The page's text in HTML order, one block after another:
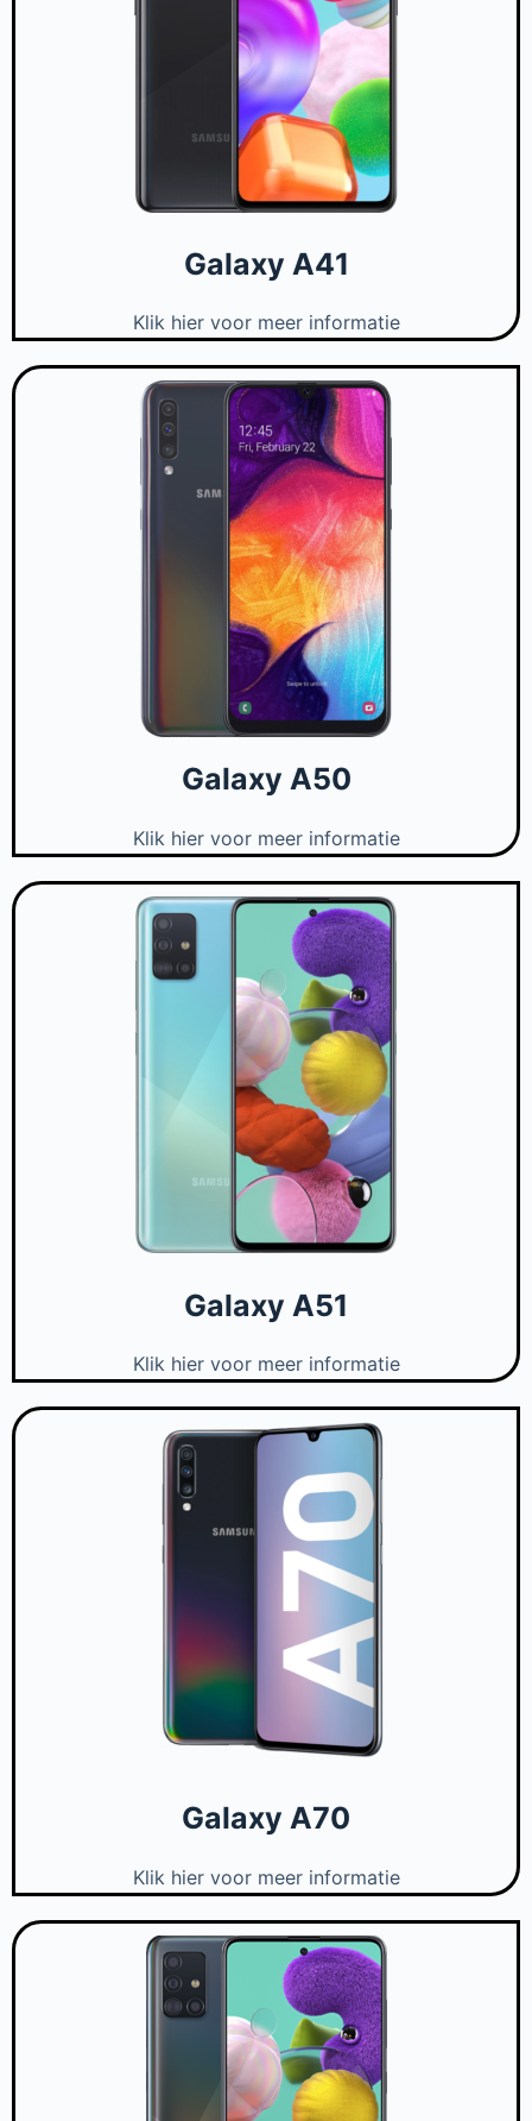
Galaxy A41
Klik hier voor meer informatie
Galaxy A50
Klik hier voor meer informatie
Galaxy A51
Klik hier voor meer informatie
Galaxy A70
Klik hier voor meer informatie